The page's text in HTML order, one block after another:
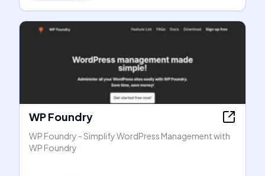
WP Foundry
WP Foundry - Simplify WordPress Management with
WP Foundry